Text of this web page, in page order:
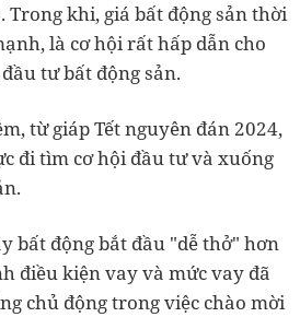
khi, giá bất động sản thời
là cơ hội rất hấp dẫn cho
tư bất động sản.
từ giáp Tết nguyên đán 2024,
đi tìm cơ hội đầu tư và xuống
bất động bắt đầu "dễ thở" hơn
điều kiện vay và mức vay đã
chủ động trong việc chào mời